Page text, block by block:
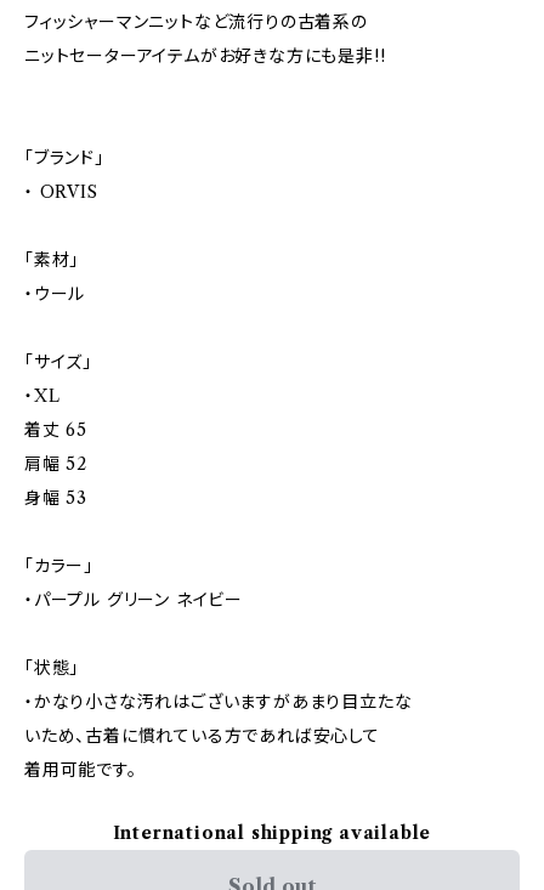
フィッシャーマンニットなど流行りの古着系の
ニットセーターアイテムがお好きな方にも是非!!
「ブランド」
・ ORVIS
「素材」
・ウール
「サイズ」
・XL
着丈 65
肩幅 52
身幅 53
「カラー」
・パープル グリーン ネイビー
「状態」
・かなり小さな汚れはございますがあまり目立たな
いため、古着に慣れている方であれば安心して
着用可能です。
International shipping available